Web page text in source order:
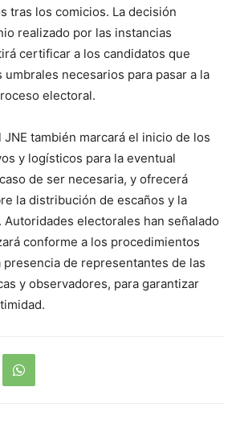
tras los comicios. La decisión
realizado por las instancias
certificar a los candidatos que
umbrales necesarios para pasar a la
electoral.
JNE también marcará el inicio de los
y logísticos para la eventual
de ser necesaria, y ofrecerá
la distribución de escaños y la
Autoridades electorales han señalado
conforme a los procedimientos
de representantes de las
y observadores, para garantizar